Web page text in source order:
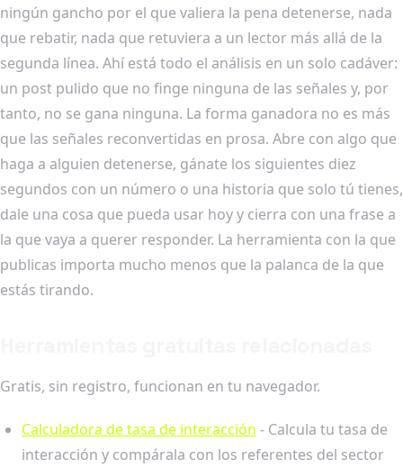
ningún gancho por el que valiera la pena detenerse, nada
que rebatir, nada que retuviera a un lector más allá de la
segunda línea. Ahí está todo el análisis en un solo cadáver:
un post pulido que no finge ninguna de las señales y, por
tanto, no se gana ninguna. La forma ganadora no es más
que las señales reconvertidas en prosa. Abre con algo que
haga a alguien detenerse, gánate los siguientes diez
segundos con un número o una historia que solo tú tienes,
dale una cosa que pueda usar hoy y cierra con una frase a
la que vaya a querer responder. La herramienta con la que
publicas importa mucho menos que la palanca de la que
estás tirando.
Gratis, sin registro, funcionan en tu navegador.
Calculadora de tasa de interacción - Calcula tu tasa de
interacción y compárala con los referentes del sector